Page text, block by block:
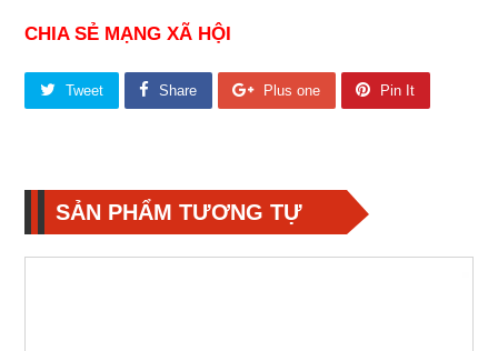
CHIA SẺ MẠNG XÃ HỘI
Tweet Share Plus one Pin It
SẢN PHẨM TƯƠNG TỰ